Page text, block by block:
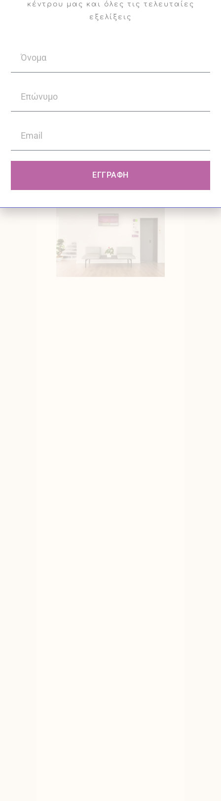
κέντρου μας και όλες τις τελευταίες
εξελίξεις
ΕΓΓΡΑΦΗ